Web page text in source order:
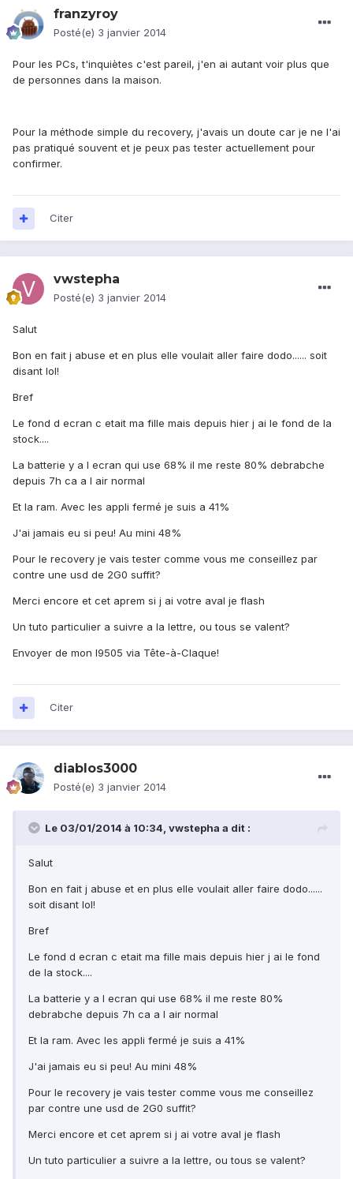
franzyroy
Posté(e) 3 janvier 2014
Pour les PCs, t'inquiètes c'est pareil, j'en ai autant voir plus que
de personnes dans la maison.
Pour la méthode simple du recovery, j'avais un doute car je ne l'ai
pas pratiqué souvent et je peux pas tester actuellement pour
confirmer.
Citer
vwstepha
Posté(e) 3 janvier 2014
Salut
Bon en fait j abuse et en plus elle voulait aller faire dodo...... soit
disant lol!
Bref
Le fond d ecran c etait ma fille mais depuis hier j ai le fond de la
stock....
La batterie y a l ecran qui use 68% il me reste 80% debrabche
depuis 7h ca a l air normal
Et la ram. Avec les appli fermé je suis a 41%
J'ai jamais eu si peu! Au mini 48%
Pour le recovery je vais tester comme vous me conseillez par
contre une usd de 2G0 suffit?
Merci encore et cet aprem si j ai votre aval je flash
Un tuto particulier a suivre a la lettre, ou tous se valent?
Envoyer de mon I9505 via Tête-à-Claque!
Citer
diablos3000
Posté(e) 3 janvier 2014
Le 03/01/2014 à 10:34, vwstepha a dit :
Salut
Bon en fait j abuse et en plus elle voulait aller faire dodo......
soit disant lol!
Bref
Le fond d ecran c etait ma fille mais depuis hier j ai le fond
de la stock....
La batterie y a l ecran qui use 68% il me reste 80%
debrabche depuis 7h ca a l air normal
Et la ram. Avec les appli fermé je suis a 41%
J'ai jamais eu si peu! Au mini 48%
Pour le recovery je vais tester comme vous me conseillez
par contre une usd de 2G0 suffit?
Merci encore et cet aprem si j ai votre aval je flash
Un tuto particulier a suivre a la lettre, ou tous se valent?